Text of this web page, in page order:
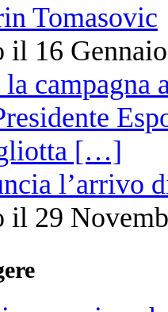
Tomasovic
il 16
l’arrivo
il 29